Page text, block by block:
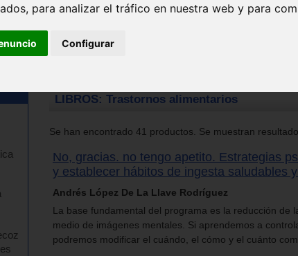
para analizar el tráfico en nuestra web y para
Configurar
LIBROS: Trastornos alimentarios
Se han encontrado 41 productos. Se muestran
No, gracias. no tengo apetito. Estrategias
y establecer hábitos de ingesta saludables
Andrés López De La Llave Rodríguez
La base fundamental del programa es la reducción de
medio de imágenes mentales. Si aprendemos a
podremos modificar el cuándo, el cómo y el cuánto